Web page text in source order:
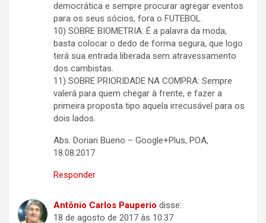
democrática e sempre procurar agregar eventos
para os seus sócios, fora o FUTEBOL.
10) SOBRE BIOMETRIA: É a palavra da moda,
basta colocar o dedo de forma segura, que logo
terá sua entrada liberada sem atravessamento
dos cambistas.
11) SOBRE PRIORIDADE NA COMPRA: Sempre
valerá para quem chegar à frente, e fazer a
primeira proposta tipo aquela irrecusável para os
dois lados.
Abs. Dorian Bueno – Google+Plus, POA,
18.08.2017
Responder
Antônio Carlos Pauperio disse:
18 de agosto de 2017 às 10:37